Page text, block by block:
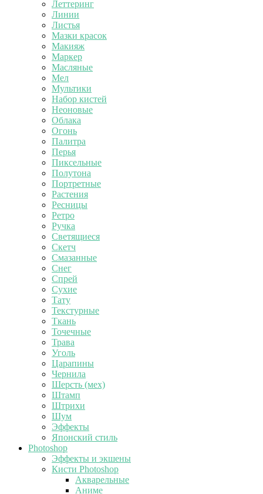
Леттеринг
Линии
Листья
Мазки красок
Макияж
Маркер
Масляные
Мел
Мультики
Набор кистей
Неоновые
Облака
Огонь
Палитра
Перья
Пиксельные
Полутона
Портретные
Растения
Ресницы
Ретро
Ручка
Светящиеся
Скетч
Смазанные
Снег
Спрей
Сухие
Тату
Текстурные
Ткань
Точечные
Трава
Уголь
Царапины
Чернила
Шерсть (мех)
Штамп
Штрихи
Шум
Эффекты
Японский стиль
Photoshop
Эффекты и экшены
Кисти Photoshop
Акварельные
Аниме